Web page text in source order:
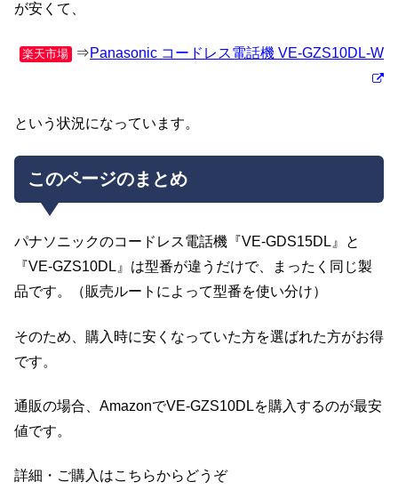
が安くて、
楽天市場 ⇒Panasonic コードレス電話機 VE-GZS10DL-W
という状況になっています。
このページのまとめ
パナソニックのコードレス電話機『VE-GDS15DL』と
『VE-GZS10DL』は型番が違うだけで、まったく同じ製
品です。（販売ルートによって型番を使い分け）
そのため、購入時に安くなっていた方を選ばれた方がお得
です。
通販の場合、AmazonでVE-GZS10DLを購入するのが最安
値です。
詳細・ご購入はこちらからどうぞ